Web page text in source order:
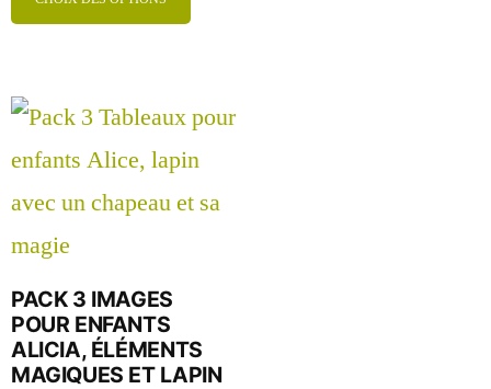
PACK 3 IMAGES
POUR ENFANTS
ALICIA, ÉLÉMENTS
MAGIQUES ET LAPIN